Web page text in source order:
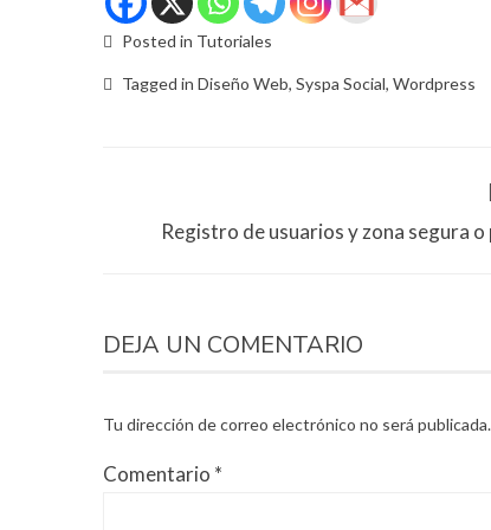
Posted in Tutoriales
Tagged in Diseño Web, Syspa Social, Wordpress
Registro de usuarios y zona segura
DEJA UN COMENTARIO
Tu dirección de correo electrónico no será publicada.
Comentario *